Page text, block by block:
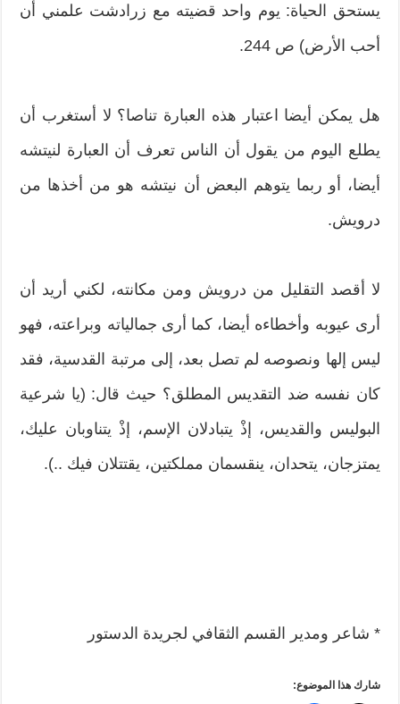
يستحق الحياة: يوم واحد قضيته مع زرادشت علمني أن
أحب الأرض) ص 244.
هل يمكن أيضا اعتبار هذه العبارة تناصا؟ لا أستغرب أن
يطلع اليوم من يقول أن الناس تعرف أن العبارة لنيتشه
أيضا، أو ربما يتوهم البعض أن نيتشه هو من أخذها من
درويش.
لا أقصد التقليل من درويش ومن مكانته، لكني أريد أن
أرى عيوبه وأخطاءه أيضا، كما أرى جمالياته وبراعته، فهو
ليس إلها ونصوصه لم تصل بعد، إلى مرتبة القدسية، فقد
كان نفسه ضد التقديس المطلق؟ حيث قال: (يا شرعية
البوليس والقديس، إذْ يتبادلان الإسم، إذْ يتناوبان عليك،
يمتزجان، يتحدان، ينقسمان مملكتين، يقتتلان فيك ..).
* شاعر ومدير القسم الثقافي لجريدة الدستور
شارك هذا الموضوع: